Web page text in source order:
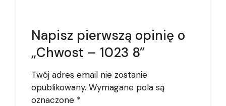
Napisz pierwszą opinię o
„Chwost – 1023 8”
Twój adres email nie zostanie
opublikowany. Wymagane pola są
oznaczone *